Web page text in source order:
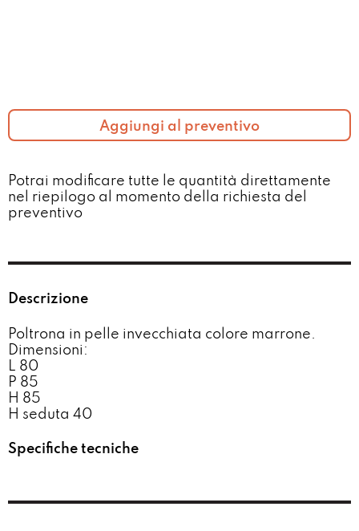
Aggiungi al preventivo
Potrai modificare tutte le quantità direttamente
nel riepilogo al momento della richiesta del
preventivo​
Descrizione
Poltrona in pelle invecchiata colore marrone.
Dimensioni:
L 80
P 85
H 85
H seduta 40
Specifiche tecniche